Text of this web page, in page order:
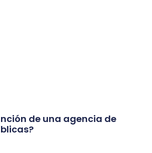
de una agencia de